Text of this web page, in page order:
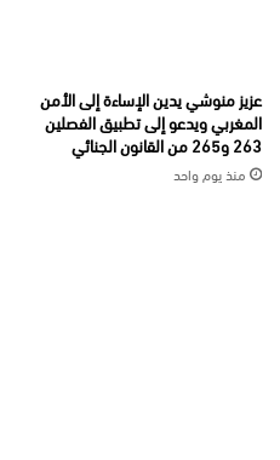
عزيز منوشي يدين الإساءة إلى الأمن
المغربي ويدعو إلى تطبيق الفصلين
263 و265 من القانون الجنائي
منذ يوم واحد